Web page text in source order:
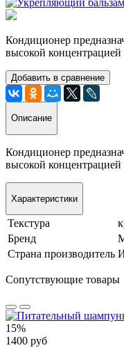
Кондиционер
высокой концентрацией
Добавить в сравнение
Описание
Кондиционер
высокой концентрацией
Характеристики
Текстура
Бренд
Страна производитель
Сопутствующие товары
15%
1400 руб